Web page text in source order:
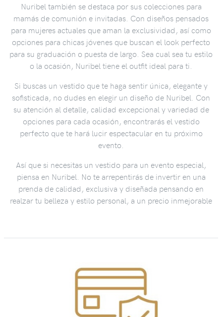
Nuribel también se destaca por sus colecciones para
mamás de comunión e invitadas. Con diseños pensados
para mujeres actuales que aman la exclusividad, así como
opciones para chicas jóvenes que buscan el look perfecto
para su graduación o puesta de largo. Sea cual sea tu estilo
o la ocasión, Nuribel tiene el outfit ideal para ti.
Si buscas un vestido que te haga sentir única, elegante y
sofisticada, no dudes en elegir un diseño de Nuribel. Con
su atención al detalle, calidad excepcional y variedad de
opciones para cada ocasión, encontrarás el vestido
perfecto que te hará lucir espectacular en tu próximo
evento.
Así que si necesitas un vestido para un evento especial,
piensa en Nuribel. No te arrepentirás de invertir en una
prenda de calidad, exclusiva y diseñada pensando en
realzar tu belleza y estilo personal, a un precio inmejorable